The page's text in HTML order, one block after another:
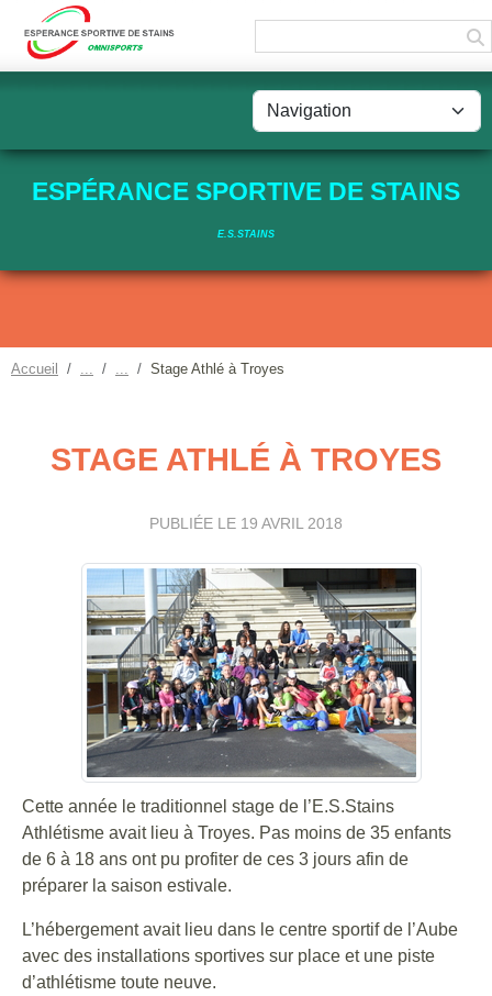
ESPÉRANCE SPORTIVE DE STAINS
E.S.STAINS
Accueil Stage Athlé à Troyes
STAGE ATHLÉ À TROYES
PUBLIÉE LE 19 AVRIL 2018
Cette année le traditionnel stage de l’E.S.Stains
Athlétisme avait lieu à Troyes. Pas moins de 35 enfants
de 6 à 18 ans ont pu profiter de ces 3 jours afin de
préparer la saison estivale.
L’hébergement avait lieu dans le centre sportif de l’Aube
avec des installations sportives sur place et une piste
d’athlétisme toute neuve.
Panneau de gestion des cookies